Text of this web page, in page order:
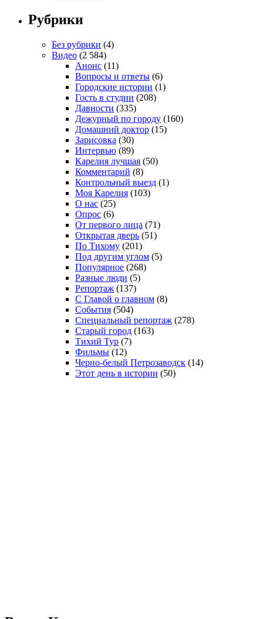
Рубрики
Без рубрики (4)
Видео (2 584)
Анонс (11)
Вопросы и ответы (6)
Городские истории (1)
Гость в студии (208)
Давности (335)
Дежурный по городу (160)
Домашний доктор (15)
Зарисовка (30)
Интервью (89)
Карелия лучшая (50)
Комментарий (8)
Контрольный выезд (1)
Моя Карелия (103)
О нас (25)
Опрос (6)
От первого лица (71)
Открытая дверь (51)
По Тихому (201)
Под другим углом (5)
Популярное (268)
Разные люди (5)
Репортаж (137)
С Главой о главном (8)
События (504)
Специальный репортаж (278)
Старый город (163)
Тихий Тур (7)
Фильмы (12)
Черно-белый Петрозаводск (14)
Этот день в истории (50)